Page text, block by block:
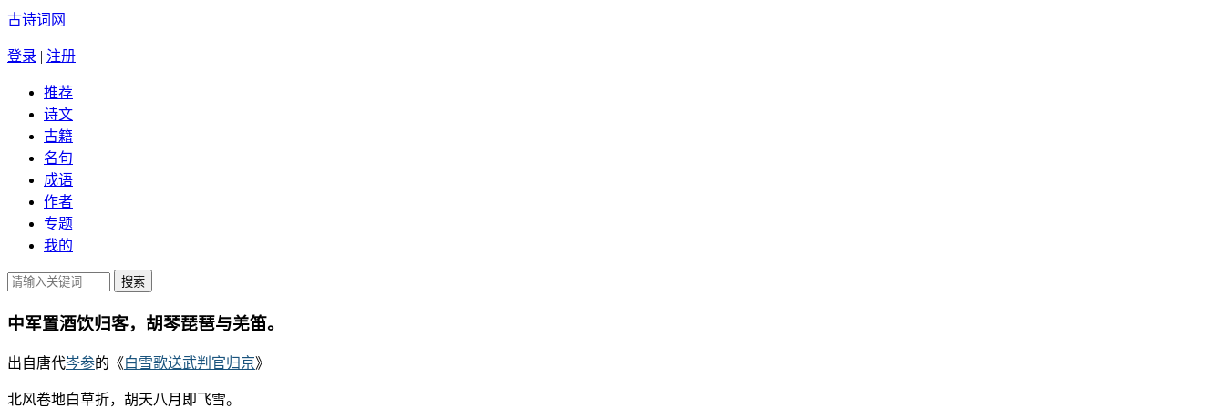
古诗词网
登录 | 注册
推荐
诗文
古籍
名句
成语
作者
专题
我的
中军置酒饮归客，胡琴琵琶与羌笛。
出自唐代岑参的《白雪歌送武判官归京》
北风卷地白草折，胡天八月即飞雪。